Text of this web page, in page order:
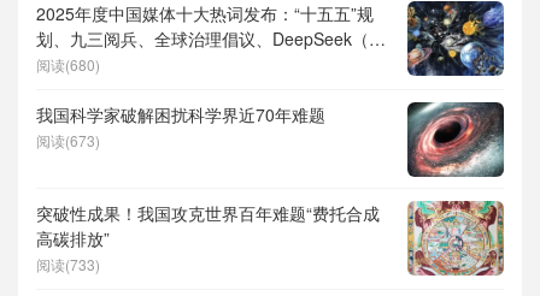
2025年度中国媒体十大热词发布：“十五五”规
划、九三阅兵、全球治理倡议、DeepSeek（深
度求索）、人形机器人、苏超、票根经济、育
阅读(680)
我国科学家破解困扰科学界近70年难题
阅读(673)
突破性成果！我国攻克世界百年难题“费托合成
高碳排放”
阅读(733)